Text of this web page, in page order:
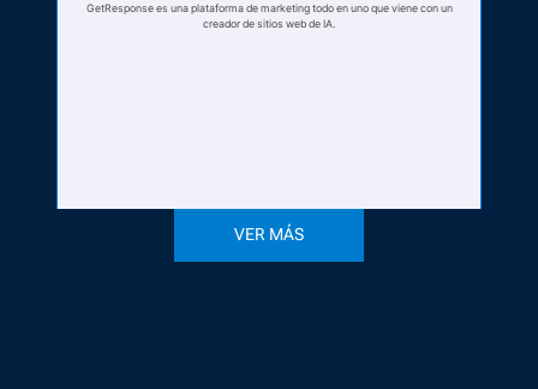
GetResponse es una plataforma de marketing todo en uno que viene con un
creador de sitios web de IA.
VER MÁS